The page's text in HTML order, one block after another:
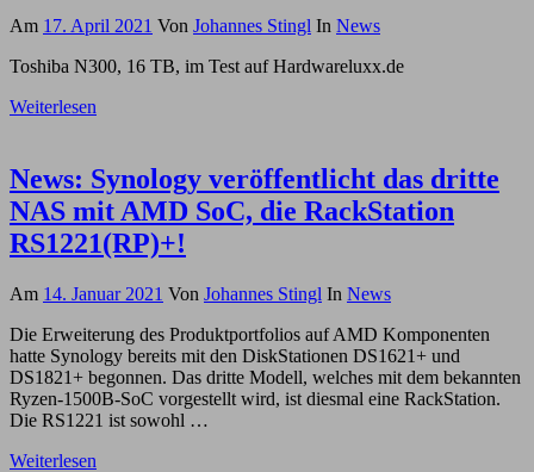
Am 17. April 2021 Von Johannes Stingl In News
Toshiba N300, 16 TB, im Test auf Hardwareluxx.de
Weiterlesen
News: Synology veröffentlicht das dritte
NAS mit AMD SoC, die RackStation
RS1221(RP)+!
Am 14. Januar 2021 Von Johannes Stingl In News
Die Erweiterung des Produktportfolios auf AMD Komponenten
hatte Synology bereits mit den DiskStationen DS1621+ und
DS1821+ begonnen. Das dritte Modell, welches mit dem bekannten
Ryzen-1500B-SoC vorgestellt wird, ist diesmal eine RackStation.
Die RS1221 ist sowohl …
Weiterlesen